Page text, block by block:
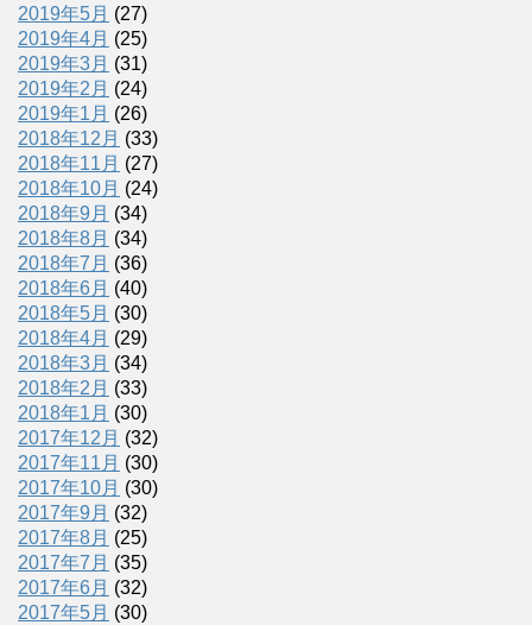
2019年5月 (27)
2019年4月 (25)
2019年3月 (31)
2019年2月 (24)
2019年1月 (26)
2018年12月 (33)
2018年11月 (27)
2018年10月 (24)
2018年9月 (34)
2018年8月 (34)
2018年7月 (36)
2018年6月 (40)
2018年5月 (30)
2018年4月 (29)
2018年3月 (34)
2018年2月 (33)
2018年1月 (30)
2017年12月 (32)
2017年11月 (30)
2017年10月 (30)
2017年9月 (32)
2017年8月 (25)
2017年7月 (35)
2017年6月 (32)
2017年5月 (30)